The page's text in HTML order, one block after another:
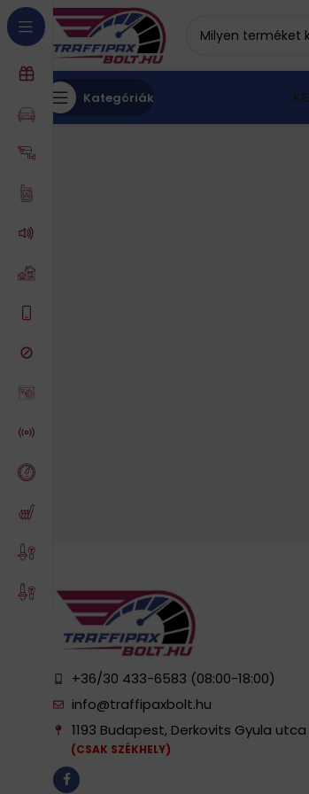
Kategóriák
+36/30 433-6583 (08:00-18:00)
info@traffipaxbolt.hu
1193 Budapest, Derkovits Gyula utca
(CSAK SZÉKHELY)